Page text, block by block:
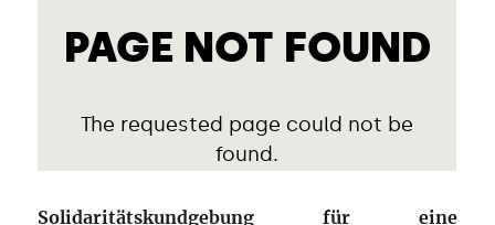
Solidaritätskundgebung für eine